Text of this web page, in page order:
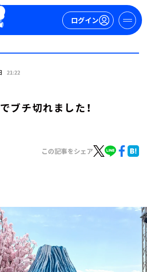
ログイン
ッズ
21:22
ブチ切れました！
この記事をシェア